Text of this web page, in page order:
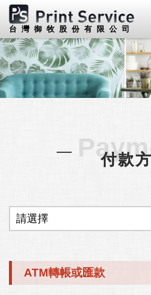
台灣御牧股份有限公司
付款
請選擇
ATM轉帳或匯款